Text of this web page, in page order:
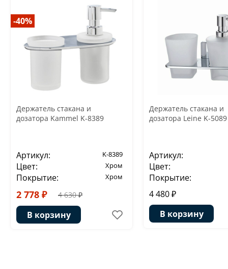
-40%
Держатель стакана и
дозатора Kammel K-8389
Артикул: K-8389
Цвет: Хром
Покрытие: Хром
2 778 ₽ 4 630 ₽
В корзину
Держатель стакана и
дозатора Leine K-5089
Артикул:
Цвет:
Покрытие:
4 480 ₽
В корзину